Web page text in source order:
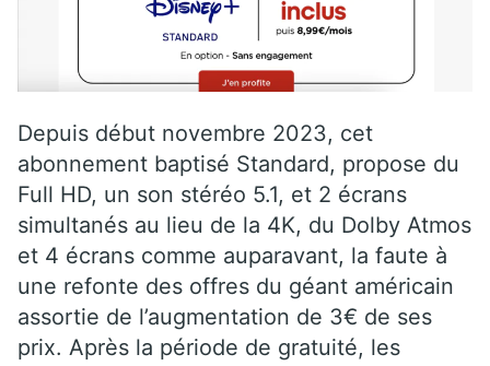
Depuis début novembre 2023, cet
abonnement baptisé Standard, propose du
Full HD, un son stéréo 5.1, et 2 écrans
simultanés au lieu de la 4K, du Dolby Atmos
et 4 écrans comme auparavant, la faute à
une refonte des offres du géant américain
assortie de l’augmentation de 3€ de ses
prix. Après la période de gratuité, les